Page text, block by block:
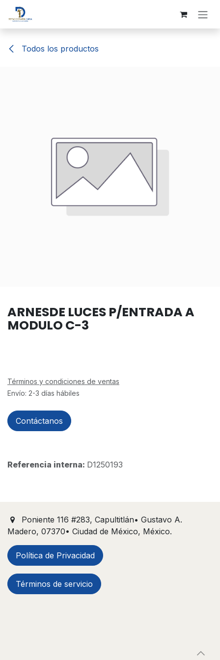
Ir al contenido
Todos los productos
ARNESDE LUCES P/ENTRADA A
MODULO C-3
Términos y condiciones de ventas
Envío: 2-3 días hábiles
Contáctanos
Referencia interna: D1250193
Poniente 116 #283, Capultitlán• Gustavo A.
Madero, 07370• Ciudad de México, México.
Política de Privacidad
Términos de servicio